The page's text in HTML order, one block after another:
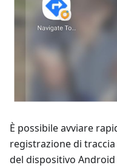
È possibile avviare
registrazione di
del dispositivo